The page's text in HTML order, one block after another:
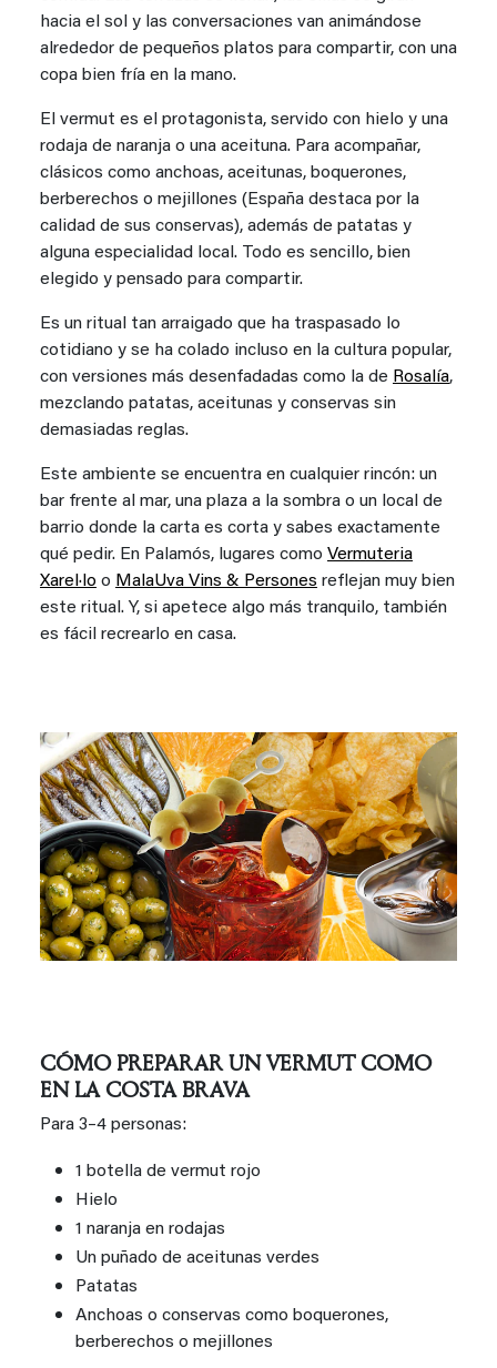
hacia el sol y las conversaciones van animándose
alrededor de pequeños platos para compartir, con una
copa bien fría en la mano.
El vermut es el protagonista, servido con hielo y una
rodaja de naranja o una aceituna. Para acompañar,
clásicos como anchoas, aceitunas, boquerones,
berberechos o mejillones (España destaca por la
calidad de sus conservas), además de patatas y
alguna especialidad local. Todo es sencillo, bien
elegido y pensado para compartir.
Es un ritual tan arraigado que ha traspasado lo
cotidiano y se ha colado incluso en la cultura popular,
con versiones más desenfadadas como la de Rosalía,
mezclando patatas, aceitunas y conservas sin
demasiadas reglas.
Este ambiente se encuentra en cualquier rincón: un
bar frente al mar, una plaza a la sombra o un local de
barrio donde la carta es corta y sabes exactamente
qué pedir. En Palamós, lugares como Vermuteria
Xarel·lo o MalaUva Vins & Persones reflejan muy bien
este ritual. Y, si apetece algo más tranquilo, también
es fácil recrearlo en casa.
CÓMO PREPARAR UN VERMUT COMO
EN LA COSTA BRAVA
Para 3–4 personas:
1 botella de vermut rojo
Hielo
1 naranja en rodajas
Un puñado de aceitunas verdes
Patatas
Anchoas o conservas como boquerones,
berberechos o mejillones